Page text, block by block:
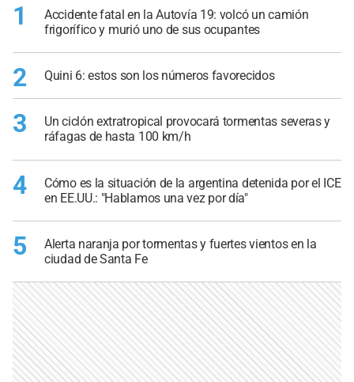
1
Accidente fatal en la Autovía 19: volcó un camión
frigorífico y murió uno de sus ocupantes
2 Quini 6: estos son los números favorecidos
3
Un ciclón extratropical provocará tormentas severas y
ráfagas de hasta 100 km/h
4
Cómo es la situación de la argentina detenida por el ICE
en EE.UU.: "Hablamos una vez por día"
5
Alerta naranja por tormentas y fuertes vientos en la
ciudad de Santa Fe